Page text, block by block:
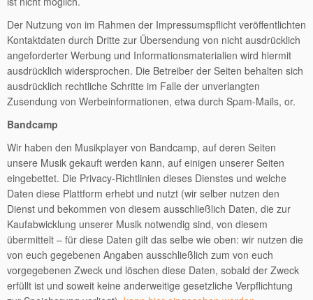
Der Nutzung von im Rahmen der Impressumspflicht veröffentlichten
Kontaktdaten durch Dritte zur Übersendung von nicht ausdrücklich
angeforderter Werbung und Informationsmaterialien wird hiermit
ausdrücklich widersprochen. Die Betreiber der Seiten behalten sich
ausdrücklich rechtliche Schritte im Falle der unverlangten
Zusendung von Werbeinformationen, etwa durch Spam-Mails, or.
Bandcamp
Wir haben den Musikplayer von Bandcamp, auf deren Seiten
unsere Musik gekauft werden kann, auf einigen unserer Seiten
eingebettet. Die Privacy-Richtlinien dieses Dienstes und welche
Daten diese Plattform erhebt und nutzt (wir selber nutzen den
Dienst und bekommen von diesem ausschließlich Daten, die zur
Kaufabwicklung unserer Musik notwendig sind, von diesem
übermittelt – für diese Daten gilt das selbe wie oben: wir nutzen die
von euch gegebenen Angaben ausschließlich zum von euch
vorgegebenen Zweck und löschen diese Daten, sobald der Zweck
erfüllt ist und soweit keine anderweitige gesetzliche Verpflichtung